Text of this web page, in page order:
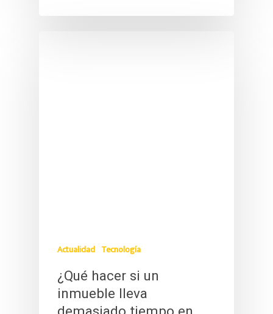
Actualidad Tecnología
¿Qué hacer si un
inmueble lleva